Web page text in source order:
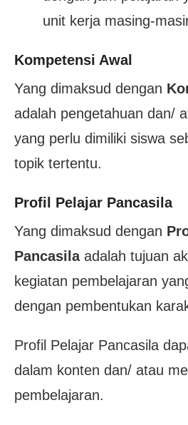
unit kerja masing-
Kompetensi Awal
Yang dimaksud dengan
adalah pengetahuan dan/
yang perlu dimiliki siswa
topik tertentu.
Profil Pelajar Pancasila
Yang dimaksud dengan
Pancasilaadalah tujuan
kegiatan pembelajaran
dengan pembentukan
Profil Pelajar Pancasila
dalam konten dan/ atau
pembelajaran.